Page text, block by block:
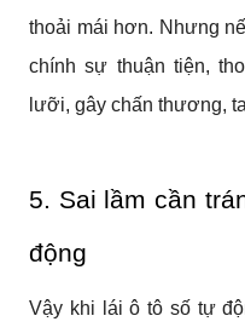
thoải mái hơn. Nhưng
chính sự thuận tiện,
lưỡi, gây chấn thương,
5. Sai lầm cần
động
Vậy khi lái ô tô số tự